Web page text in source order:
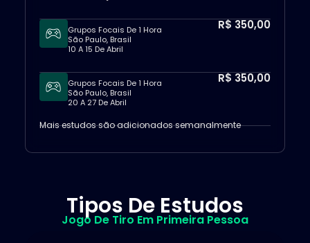
Grupos Focais De 1 Hora
São Paulo, Brasil
10 A 15 De Abril
R$ 350,00
Grupos Focais De 1 Hora
São Paulo, Brasil
20 A 27 De Abril
R$ 350,00
Mais estudos são adicionados semanalmente
Tipos De Estudos
Jogo De Tiro Em Primeira Pessoa